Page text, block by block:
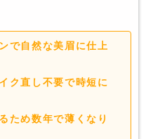
で自然な美眉に仕上
ク直し不要で時短に
ため数年で薄くなり